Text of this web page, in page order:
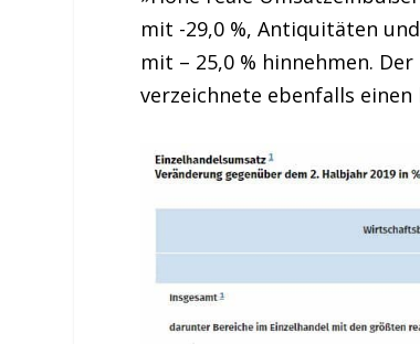
mit -29,0 %, Antiquitäten
mit – 25,0 % hinnehmen.
verzeichnete ebenfalls